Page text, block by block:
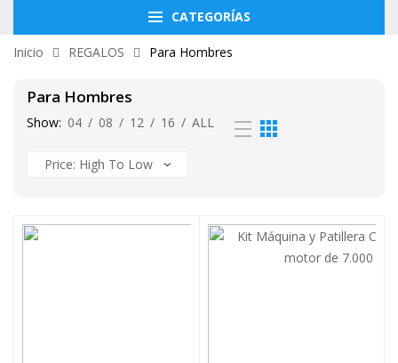
CATEGORÍAS
Inicio REGALOS Para Hombres
Para Hombres
Show: 04 / 08 / 12 / 16 / ALL